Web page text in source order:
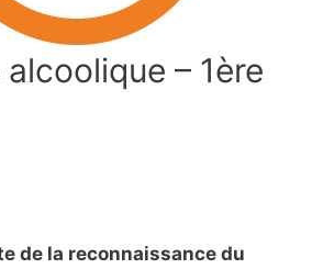
– 1ère
de la reconnaissance du